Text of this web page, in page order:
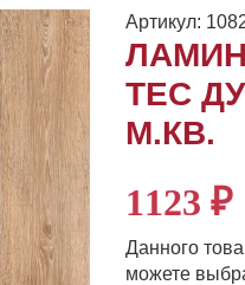
Артикул:
TEC
М.КВ.
1123 ₽
Данного
можете